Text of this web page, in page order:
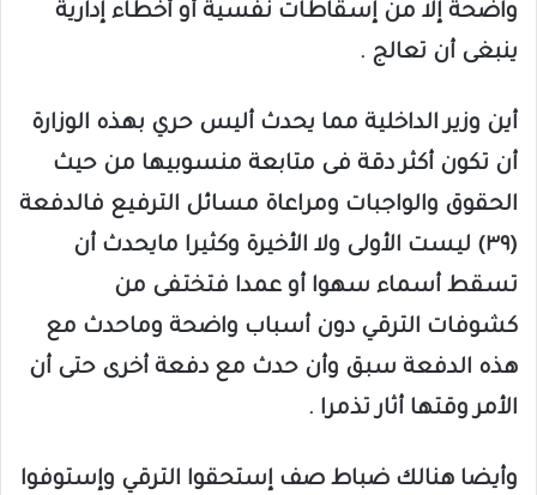
واضحة إلا من إسقاطات نفسية أو أخطاء إدارية
ينبغى أن تعالج .
أين وزير الداخلية مما يحدث أليس حري بهذه الوزارة
أن تكون أكثر دقة فى متابعة منسوبيها من حيث
الحقوق والواجبات ومراعاة مسائل الترفيع فالدفعة
(٣٩) ليست الأولى ولا الأخيرة وكثيرا مايحدث أن
تسقط أسماء سهوا أو عمدا فتختفى من
كشوفات الترقي دون أسباب واضحة وماحدث مع
هذه الدفعة سبق وأن حدث مع دفعة أخرى حتى أن
الأمر وقتها أثار تذمرا .
وأيضا هنالك ضباط صف إستحقوا الترقي وإستوفوا